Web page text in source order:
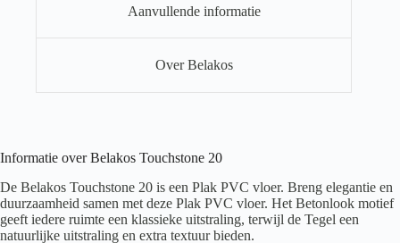
Aanvullende informatie
Over Belakos
Informatie over Belakos Touchstone 20
De Belakos Touchstone 20 is een Plak PVC vloer. Breng elegantie en
duurzaamheid samen met deze Plak PVC vloer. Het Betonlook motief
geeft iedere ruimte een klassieke uitstraling, terwijl de Tegel een
natuurlijke uitstraling en extra textuur bieden.